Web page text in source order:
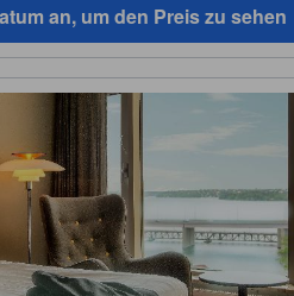
an, um den Preis zu sehen